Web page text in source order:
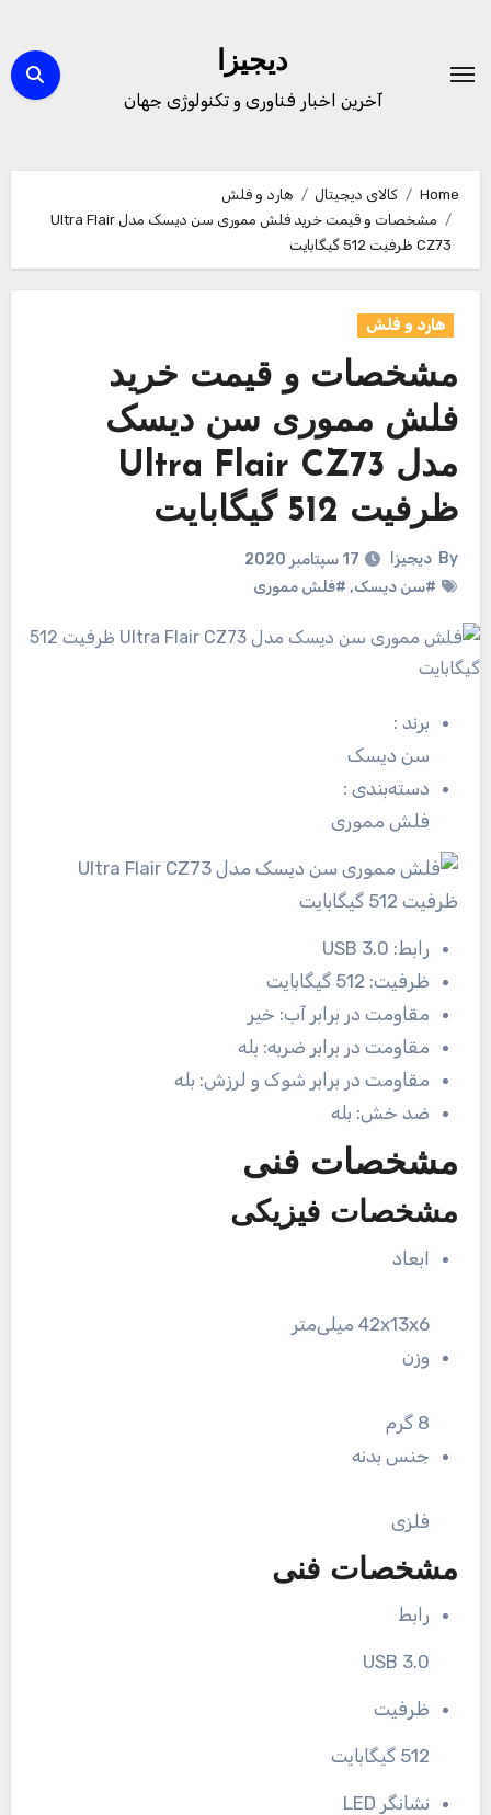
content
دیجیزا
آخرین اخبار فناوری و تکنولوژی جهان
Home کالای دیجیتال
هارد و فلش
مشخصات و قیمت خرید فلش مموری سن دیسک مدل Ultra Flair
CZ73 ظرفیت 512 گیگابایت
هارد و فلش
مشخصات و قیمت خرید
فلش مموری سن دیسک
مدل Ultra Flair CZ73
ظرفیت 512 گیگابایت
By دیجیزا
17 سپتامبر 2020
#سن دیسک, #فلش مموری
برند:
سن دیسک
دسته‌بندی:
فلش مموری
رابط: USB 3.0
ظرفیت: 512 گیگابایت
مقاومت در برابر آب: خیر
مقاومت در برابر ضربه: بله
مقاومت در برابر شوک و لرزش: بله
ضد خش: بله
مشخصات فنی
مشخصات فیزیکی
ابعاد
42x13x6 میلی‌متر
وزن
8 گرم
جنس بدنه
فلزی
مشخصات فنی
رابط
USB 3.0
ظرفیت
512 گیگابایت
نشانگر LED